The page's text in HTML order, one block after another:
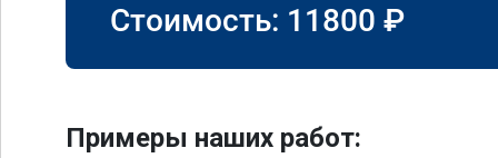
Стоимость: 11800 ₽
Примеры наших работ: